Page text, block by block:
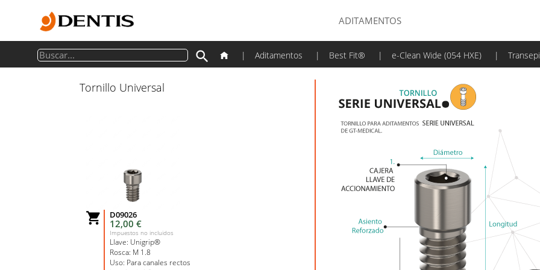
ADITAMENTOS
 | Aditamentos | Best Fit® | e-Clean Wide (054 HXE) |
Tornillo Universal
 D09026
12,00 €
Impuestos no incluidos
Llave: Unigrip®
Rosca: M 1.8
Uso: Para canales rectos